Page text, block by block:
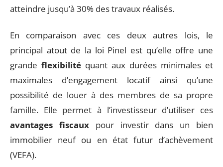
atteindre jusqu’à 30% des travaux réalisés.
En comparaison avec ces deux autres lois, le
principal atout de la loi Pinel est qu’elle offre une
grande flexibilité quant aux durées minimales et
maximales d’engagement locatif ainsi qu’une
possibilité de louer à des membres de sa propre
famille. Elle permet à l’investisseur d’utiliser ces
avantages fiscauxpour investir dans un bien
immobilier neuf ou en état futur d’achèvement
(VEFA).